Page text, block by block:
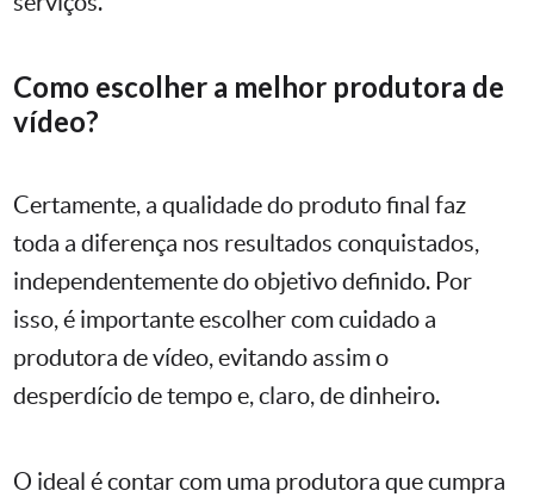
Como escolher a melhor produtora de
vídeo?
Certamente, a qualidade do produto final faz
toda a diferença nos resultados conquistados,
independentemente do objetivo definido. Por
isso, é importante escolher com cuidado a
produtora de vídeo, evitando assim o
desperdício de tempo e, claro, de dinheiro.
O ideal é contar com uma produtora que cumpra